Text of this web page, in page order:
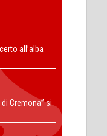
all’alba
Cremona” si